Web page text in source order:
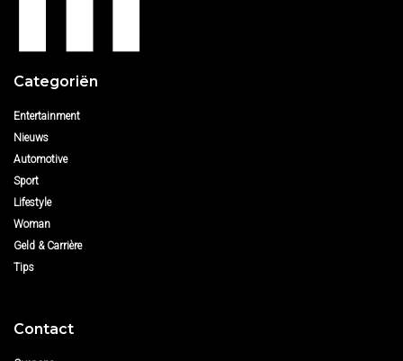
Categoriën
Entertainment
Nieuws
Automotive
Sport
Lifestyle
Woman
Geld & Carrière
Tips
Contact